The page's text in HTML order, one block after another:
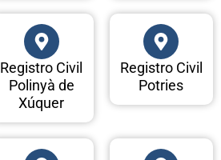
Registro Civil
Polinyà de
Xúquer
Registro Civil
Potries